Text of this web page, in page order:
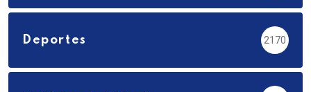
Deportes 2170